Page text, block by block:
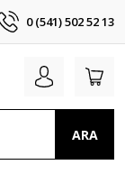
0 (541) 502 52 13
ARA